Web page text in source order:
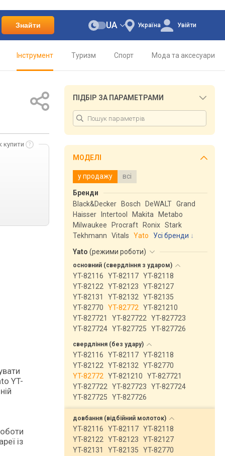
Знайти Україна
UA Увійти
Інструмент Туризм Спорт Мода та аксесуари
купити
YT-
із
ПІДБІР ЗА ПАРАМЕТРАМИ
МОДЕЛІ
у продажу всі
Бренди
Black&Decker
Bosch DeWALT Grand
Haisser
Intertool Makita
Metabo
Milwaukee
Procraft Ronix Stark
Tekhmann
Vitals Yato
Усі бренди
Yato (режими роботи)
основний (свердління з ударом)
YT-82116 YT-82117 YT-82118
YT-82122
YT-82123
YT-82127
YT-82131
YT-82132
YT-82135
YT-82770
YT-82772
YT-821210
YT-827721
YT-827722
YT-827723
YT-827724 YT-827725 YT-827726
свердління (без удару)
YT-82116 YT-82117 YT-82118
YT-82122
YT-82132
YT-82770
YT-82772
YT-821210
YT-827721
YT-827722
YT-827723
YT-827724
YT-827725
YT-827726
довбання (відбійний молоток)
YT-82116 YT-82117 YT-82118
YT-82122
YT-82123
YT-82127
YT-82131
YT-82135
YT-82770